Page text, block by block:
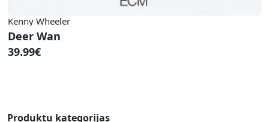
Kenny Wheeler
Deer Wan
39.99€
Produktu kategorijas